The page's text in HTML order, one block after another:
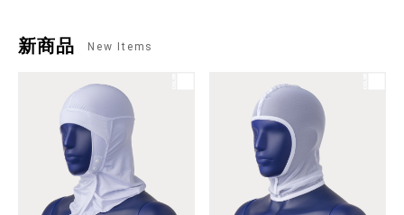
新商品 New Items